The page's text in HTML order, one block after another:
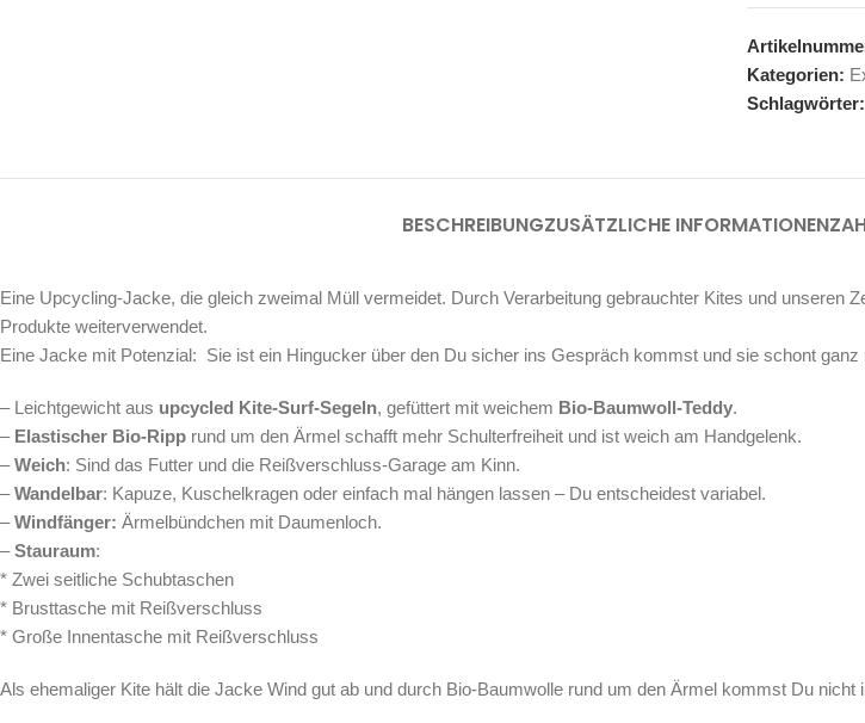
Kategorien:
Schlagwörter:
BESCHREIBUNGZUSÄTZLICHE INFORMATIONEN
Eine Upcycling-Jacke, die gleich zweimal Müll vermeidet. Durch Verarbeitung gebrauchter Kites und unseren
Produkte weiterverwendet.
Eine Jacke mit Potenzial: Sie ist ein Hingucker über den Du sicher ins Gespräch kommst und sie schont ganz
– Leichtgewicht aus upcycled Kite-Surf-Segeln, gefüttert mit weichem Bio-Baumwoll-Teddy.
– Elastischer Bio-Ripp rund um den Ärmel schafft mehr Schulterfreiheit und ist weich am Handgelenk.
–Weich: Sind das Futter und die Reißverschluss-Garage am Kinn.
–Wandelbar: Kapuze, Kuschelkragen oder einfach mal hängen lassen – Du entscheidest variabel.
–Windfänger: Ärmelbündchen mit Daumenloch.
–Stauraum:
* Zwei seitliche Schubtaschen
* Brusttasche mit Reißverschluss
* Große Innentasche mit Reißverschluss
Als ehemaliger Kite hält die Jacke Wind gut ab und durch Bio-Baumwolle rund um den Ärmel kommst Du nicht